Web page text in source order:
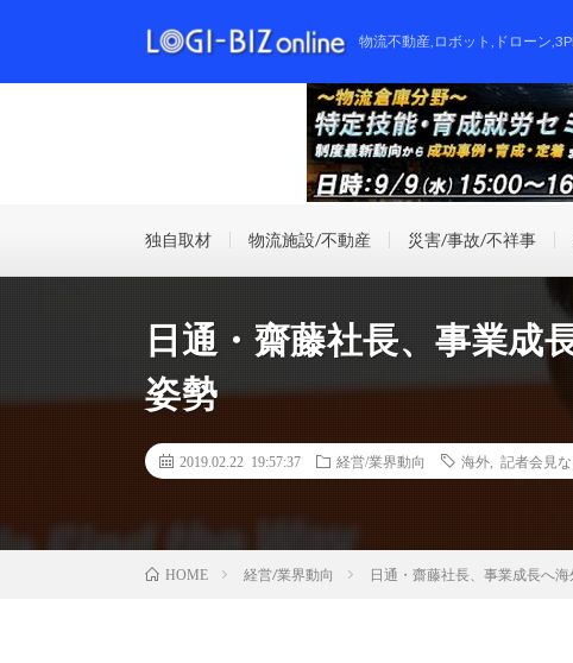
物流不動産,ロボット,ドローン
独自取材 物流施設/不動産 災害/事故/不祥事
日通・齋藤社長、事業成
姿勢
2019.02.22 19:57:37 経営/業界動向 海外 記者会見
HOME 経営/業界動向 日通・齋藤社長、事業成長へ